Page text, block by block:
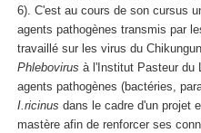
6). C'est au cours de son cursus
agents pathogènes transmis par
travaillé sur les virus du
Phlebovirus à l'Institut Pasteur du
agents pathogènes (bactéries,
I.ricinus dans le cadre d'un projet
mastère afin de renforcer ses